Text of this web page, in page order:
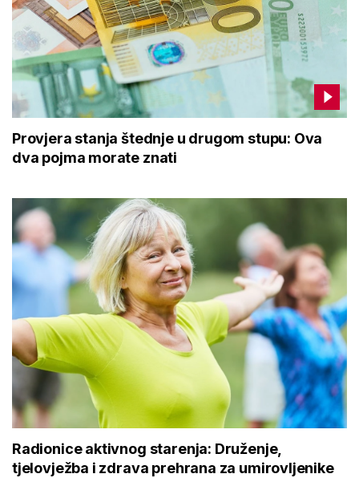
Provjera stanja štednje u drugom stupu: Ova
dva pojma morate znati
Radionice aktivnog starenja: Druženje,
tjelovježba i zdrava prehrana za umirovljenike